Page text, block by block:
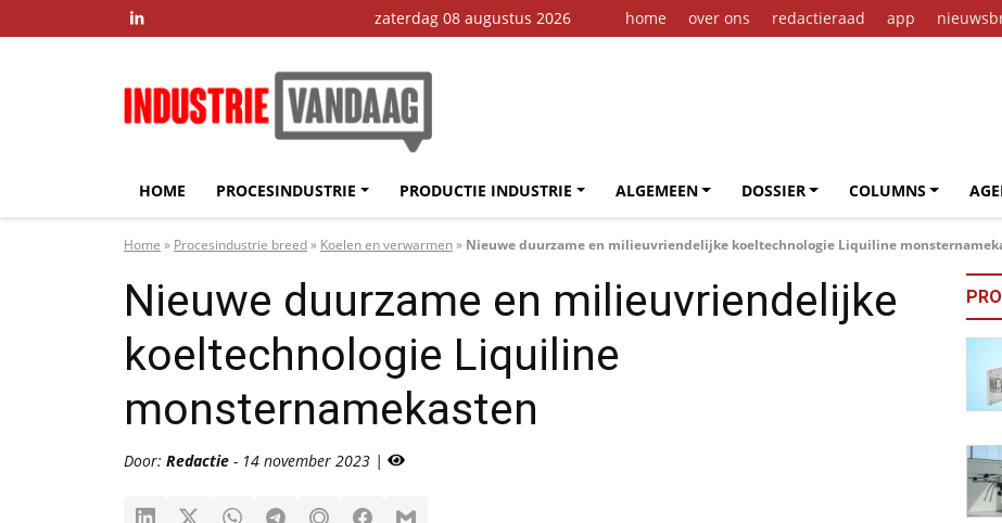
 zaterdag 08 augustus 2026 home over ons redactieraad app
HOME PROCESINDUSTRIE PRODUCTIE INDUSTRIE ALGEMEEN DOSSIER COLUMNS
Home » Procesindustrie breed» Koelen en verwarmen» Nieuwe duurzame en milieuvriendelijke koeltechnologie Liquiline
Nieuwe duurzame en milieuvriendelijke
koeltechnologie Liquiline
monsternamekasten
Door: Redactie - 14 november 2023 |